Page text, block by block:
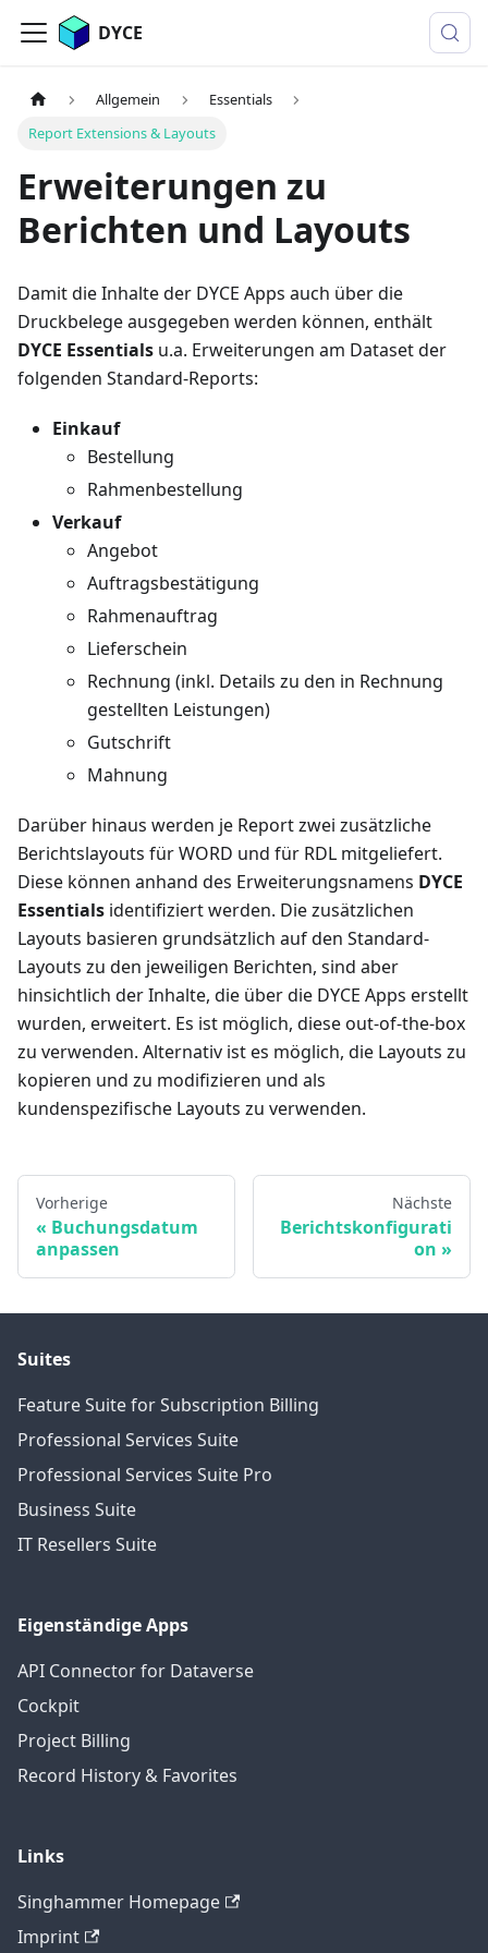
DYCE
Allgemein
Essentials
Report Extensions & Layouts
Erweiterungen zu
Berichten und Layouts
Damit die Inhalte der DYCE Apps auch über die
Druckbelege ausgegeben werden können, enthält
DYCE Essentials u.a. Erweiterungen am Dataset der
folgenden Standard-Reports:
Einkauf
Bestellung
Rahmenbestellung
Verkauf
Angebot
Auftragsbestätigung
Rahmenauftrag
Lieferschein
Rechnung (inkl. Details zu den in Rechnung
gestellten Leistungen)
Gutschrift
Mahnung
Darüber hinaus werden je Report zwei zusätzliche
Berichtslayouts für WORD und für RDL mitgeliefert.
Diese können anhand des Erweiterungsnamens DYCE
Essentials identifiziert werden. Die zusätzlichen
Layouts basieren grundsätzlich auf den Standard-
Layouts zu den jeweiligen Berichten, sind aber
hinsichtlich der Inhalte, die über die DYCE Apps erstellt
wurden, erweitert. Es ist möglich, diese out-of-the-box
zu verwenden. Alternativ ist es möglich, die Layouts zu
kopieren und zu modifizieren und als
kundenspezifische Layouts zu verwenden.
Vorherige
Buchungsdatum
anpassen
Nächste
Berichtskonfigurati
on
Suites
Feature Suite for Subscription Billing
Professional Services Suite
Professional Services Suite Pro
Business Suite
IT Resellers Suite
Eigenständige Apps
API Connector for Dataverse
Cockpit
Project Billing
Record History & Favorites
Links
Singhammer Homepage
Imprint